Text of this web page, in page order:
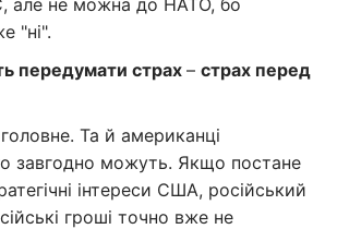
але не можна до НАТО, бо
"ні".
передумати страх – страх перед
Та й американці
завгодно можуть. Якщо постане
інтереси США, російський
гроші точно вже не